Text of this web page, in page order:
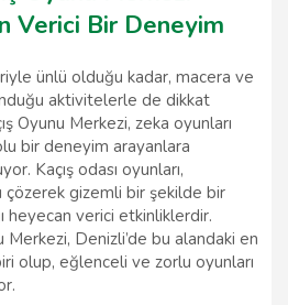
Verici Bir Deneyim
ünlü olduğu kadar, macera ve
aktivitelerle de dikkat
Oyunu Merkezi, zeka oyunları
bir deneyim arayanlara
Kaçış odası oyunları,
çözerek gizemli bir şekilde bir
heyecan verici etkinliklerdir.
Merkezi, Denizli’de bu alandaki en
olup, eğlenceli ve zorlu oyunları